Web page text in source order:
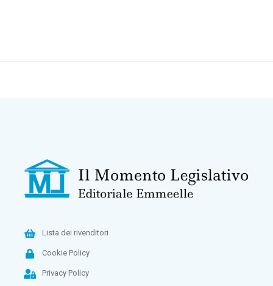
Lista dei rivenditori
Cookie Policy
Privacy Policy